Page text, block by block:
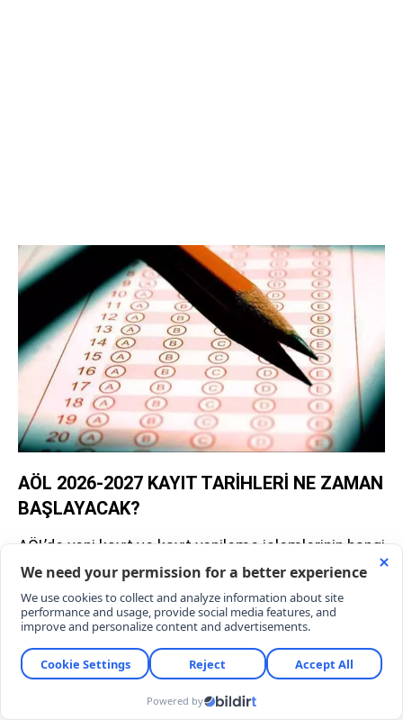
AÖL 2026-2027 KAYIT TARİHLERİ NE ZAMAN
BAŞLAYACAK?
AÖL’de yeni kayıt ve kayıt yenileme işlemlerinin hangi
tarihlerde yapılacağı, Milli Eğitim Bakanlığının
yayımlayacağı güncel çalışma takvimiyle tam netlik
kazanacak. An itibarıyla 2026-2027 eğitim öğretim
dönemine ait kesin başvuru tarihleri henüz
kamuoyuyla paylaşılmadı.
Ancak geçmiş eğitim yıllarındaki MEB istatistikleri
ve takvimleri yol gösterici oluyor. Buna göre; AÖL